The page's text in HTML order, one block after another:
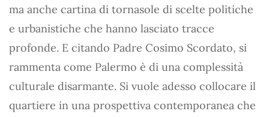
ma anche cartina di tornasole di scelte politiche
e urbanistiche che hanno lasciato tracce
profonde. E citando Padre Cosimo Scordato, si
rammenta come Palermo è di una complessità
culturale disarmante. Si vuole adesso collocare il
quartiere in una prospettiva contemporanea che